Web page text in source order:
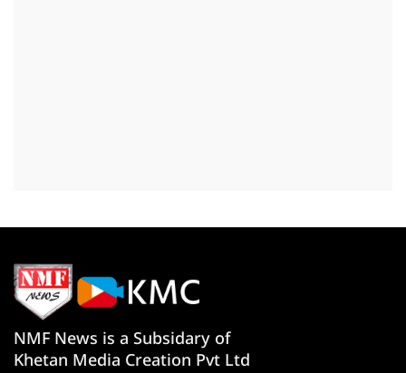
NMF News is a Subsidary of
Khetan Media Creation Pvt Ltd